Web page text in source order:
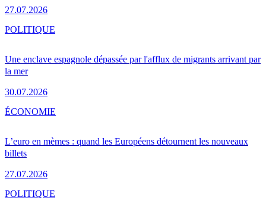
27.07.2026
Une enclave espagnole dépassée par l'afflux de migrants arrivant par
la mer
30.07.2026
POLITIQUE
L’euro en mèmes : quand les Européens détournent les nouveaux
billets
27.07.2026
ÉCONOMIE
POLITIQUE